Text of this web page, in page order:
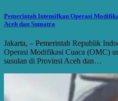
Pemerintah Intensifkan Operasi
Aceh dan Sumatra
Jakarta, – Pemerintah Republik
Operasi Modifikasi Cuaca (OMC)
susulan di Provinsi Aceh dan…